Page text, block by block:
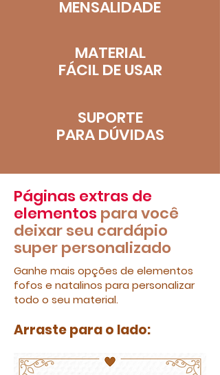
MENSALIDADE
MATERIAL
​FÁCIL DE USAR
SUPORTE
PARA DÚVIDAS
Páginas extras de
elementos para você
deixar seu cardápio
super personalizado
Ganhe mais opções de elementos
fofos e natalinos para personalizar
todo o seu material.
Arraste para o lado: